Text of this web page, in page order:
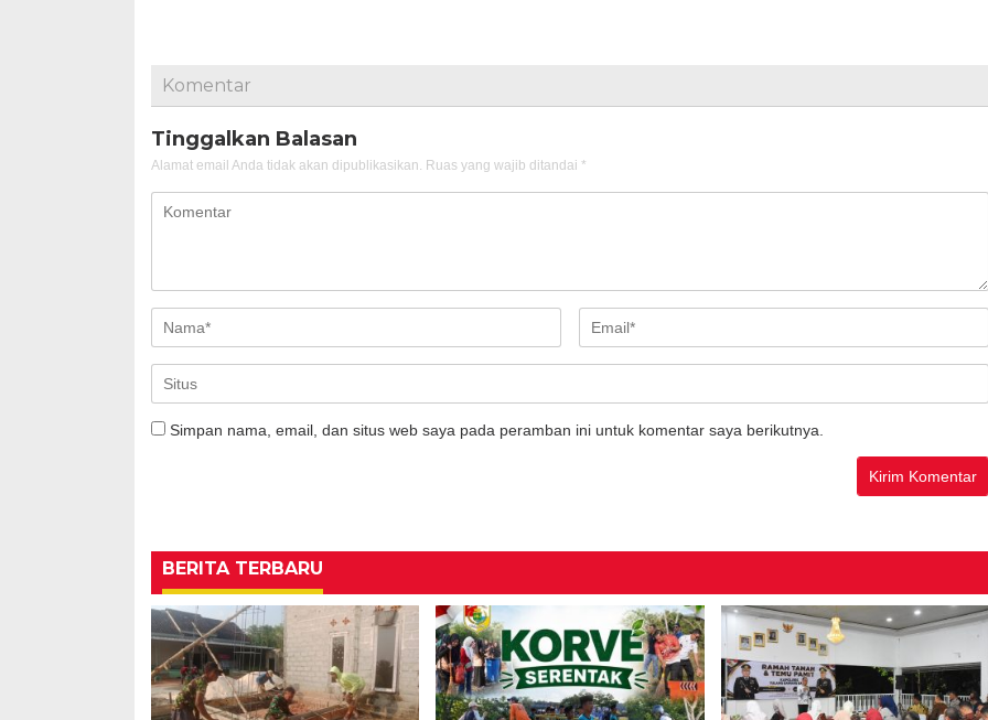
Komentar
Tinggalkan Balasan
Alamat email Anda tidak akan dipublikasikan. Ruas yang wajib ditandai *
Simpan nama, email, dan situs web saya pada peramban ini untuk komentar saya berikutnya.
BERITA TERBARU